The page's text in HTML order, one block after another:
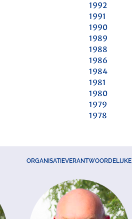
1992
1991
1990
1989
1988
1986
1984
1981
1980
1979
1978
ORGANISATIEVERANTWOORDELIJKE